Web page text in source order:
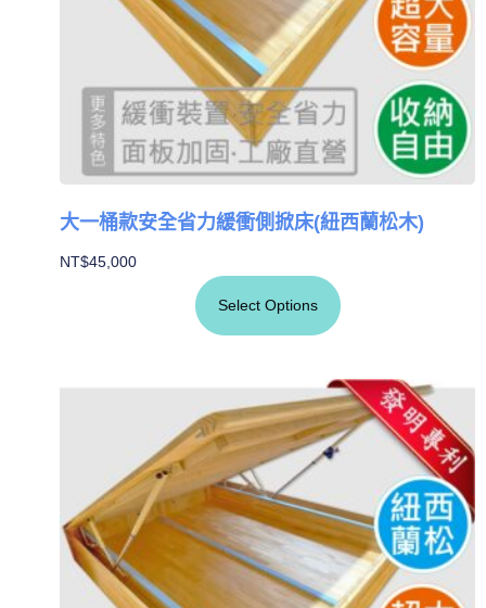
大一桶款安全省力緩衝側掀床(紐西蘭松木)
NT$45,000
Select Options